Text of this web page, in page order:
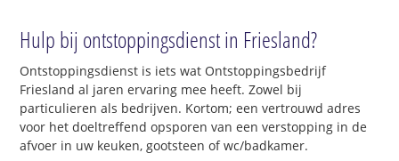
Hulp bij ontstoppingsdienst in Friesland?
Ontstoppingsdienst is iets wat Ontstoppingsbedrijf
Friesland al jaren ervaring mee heeft. Zowel bij
particulieren als bedrijven. Kortom; een vertrouwd adres
voor het doeltreffend opsporen van een verstopping in de
afvoer in uw keuken, gootsteen of wc/badkamer.